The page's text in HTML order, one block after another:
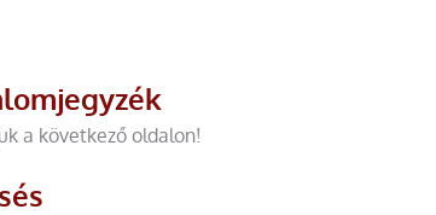
a következő oldalon!